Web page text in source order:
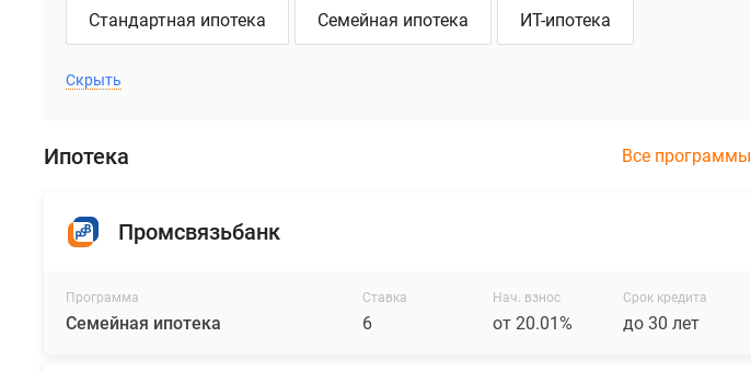
Стандартная ипотека Семейная ипотека ИТ-ипотека
Скрыть
Ипотека Все программы
Промсвязьбанк
Программа
Семейная ипотека
Ставка
6
Нач. взнос
от 20.01%
Срок кредита
до 30 лет